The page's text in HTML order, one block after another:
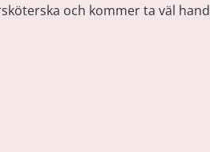
och kommer ta väl hand